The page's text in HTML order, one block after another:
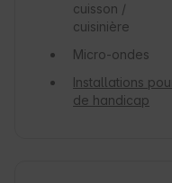
cuisson /
cuisinière
Micro-ondes
Installations
de handicap